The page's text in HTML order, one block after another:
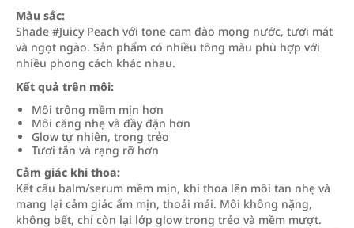
Màu sắc:
Shade #Juicy Peach với tone cam đào mọng nước, tươi mát
và ngọt ngào. Sản phẩm có nhiều tông màu phù hợp với
nhiều phong cách khác nhau.
Kết quả trên môi:
Môi trông mềm mịn hơn
Môi căng nhẹ và đầy đặn hơn
Glow tự nhiên, trong trẻo
Tươi tắn và rạng rỡ hơn
Cảm giác khi thoa:
Kết cấu balm/serum mềm mịn, khi thoa lên môi tan nhẹ và
mang lại cảm giác ẩm mịn, thoải mái. Môi không nặng,
không bết, chỉ còn lại lớp glow trong trẻo và mềm mượt.